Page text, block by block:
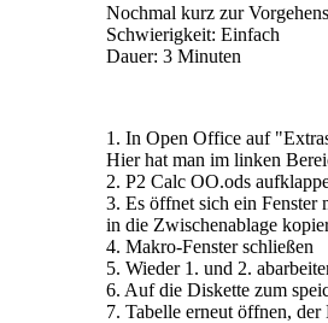
Nochmal kurz zur
Schwierigkeit: Einfach
Dauer: 3 Minuten
1. In Open Office auf
Hier hat man im linken
2. P2 Calc OO.ods
3. Es öffnet sich ein
in die Zwischenablage
4. Makro-Fenster schließen
5. Wieder 1. und 2.
6. Auf die Diskette zum
7. Tabelle erneut öffnen,